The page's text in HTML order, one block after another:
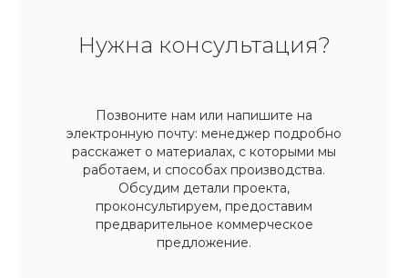
Нужна консультация?
Позвоните нам или напишите на
электронную почту: менеджер подробно
расскажет о материалах, с которыми мы
работаем, и способах производства.
Обсудим детали проекта,
проконсультируем, предоставим
предварительное коммерческое
предложение.